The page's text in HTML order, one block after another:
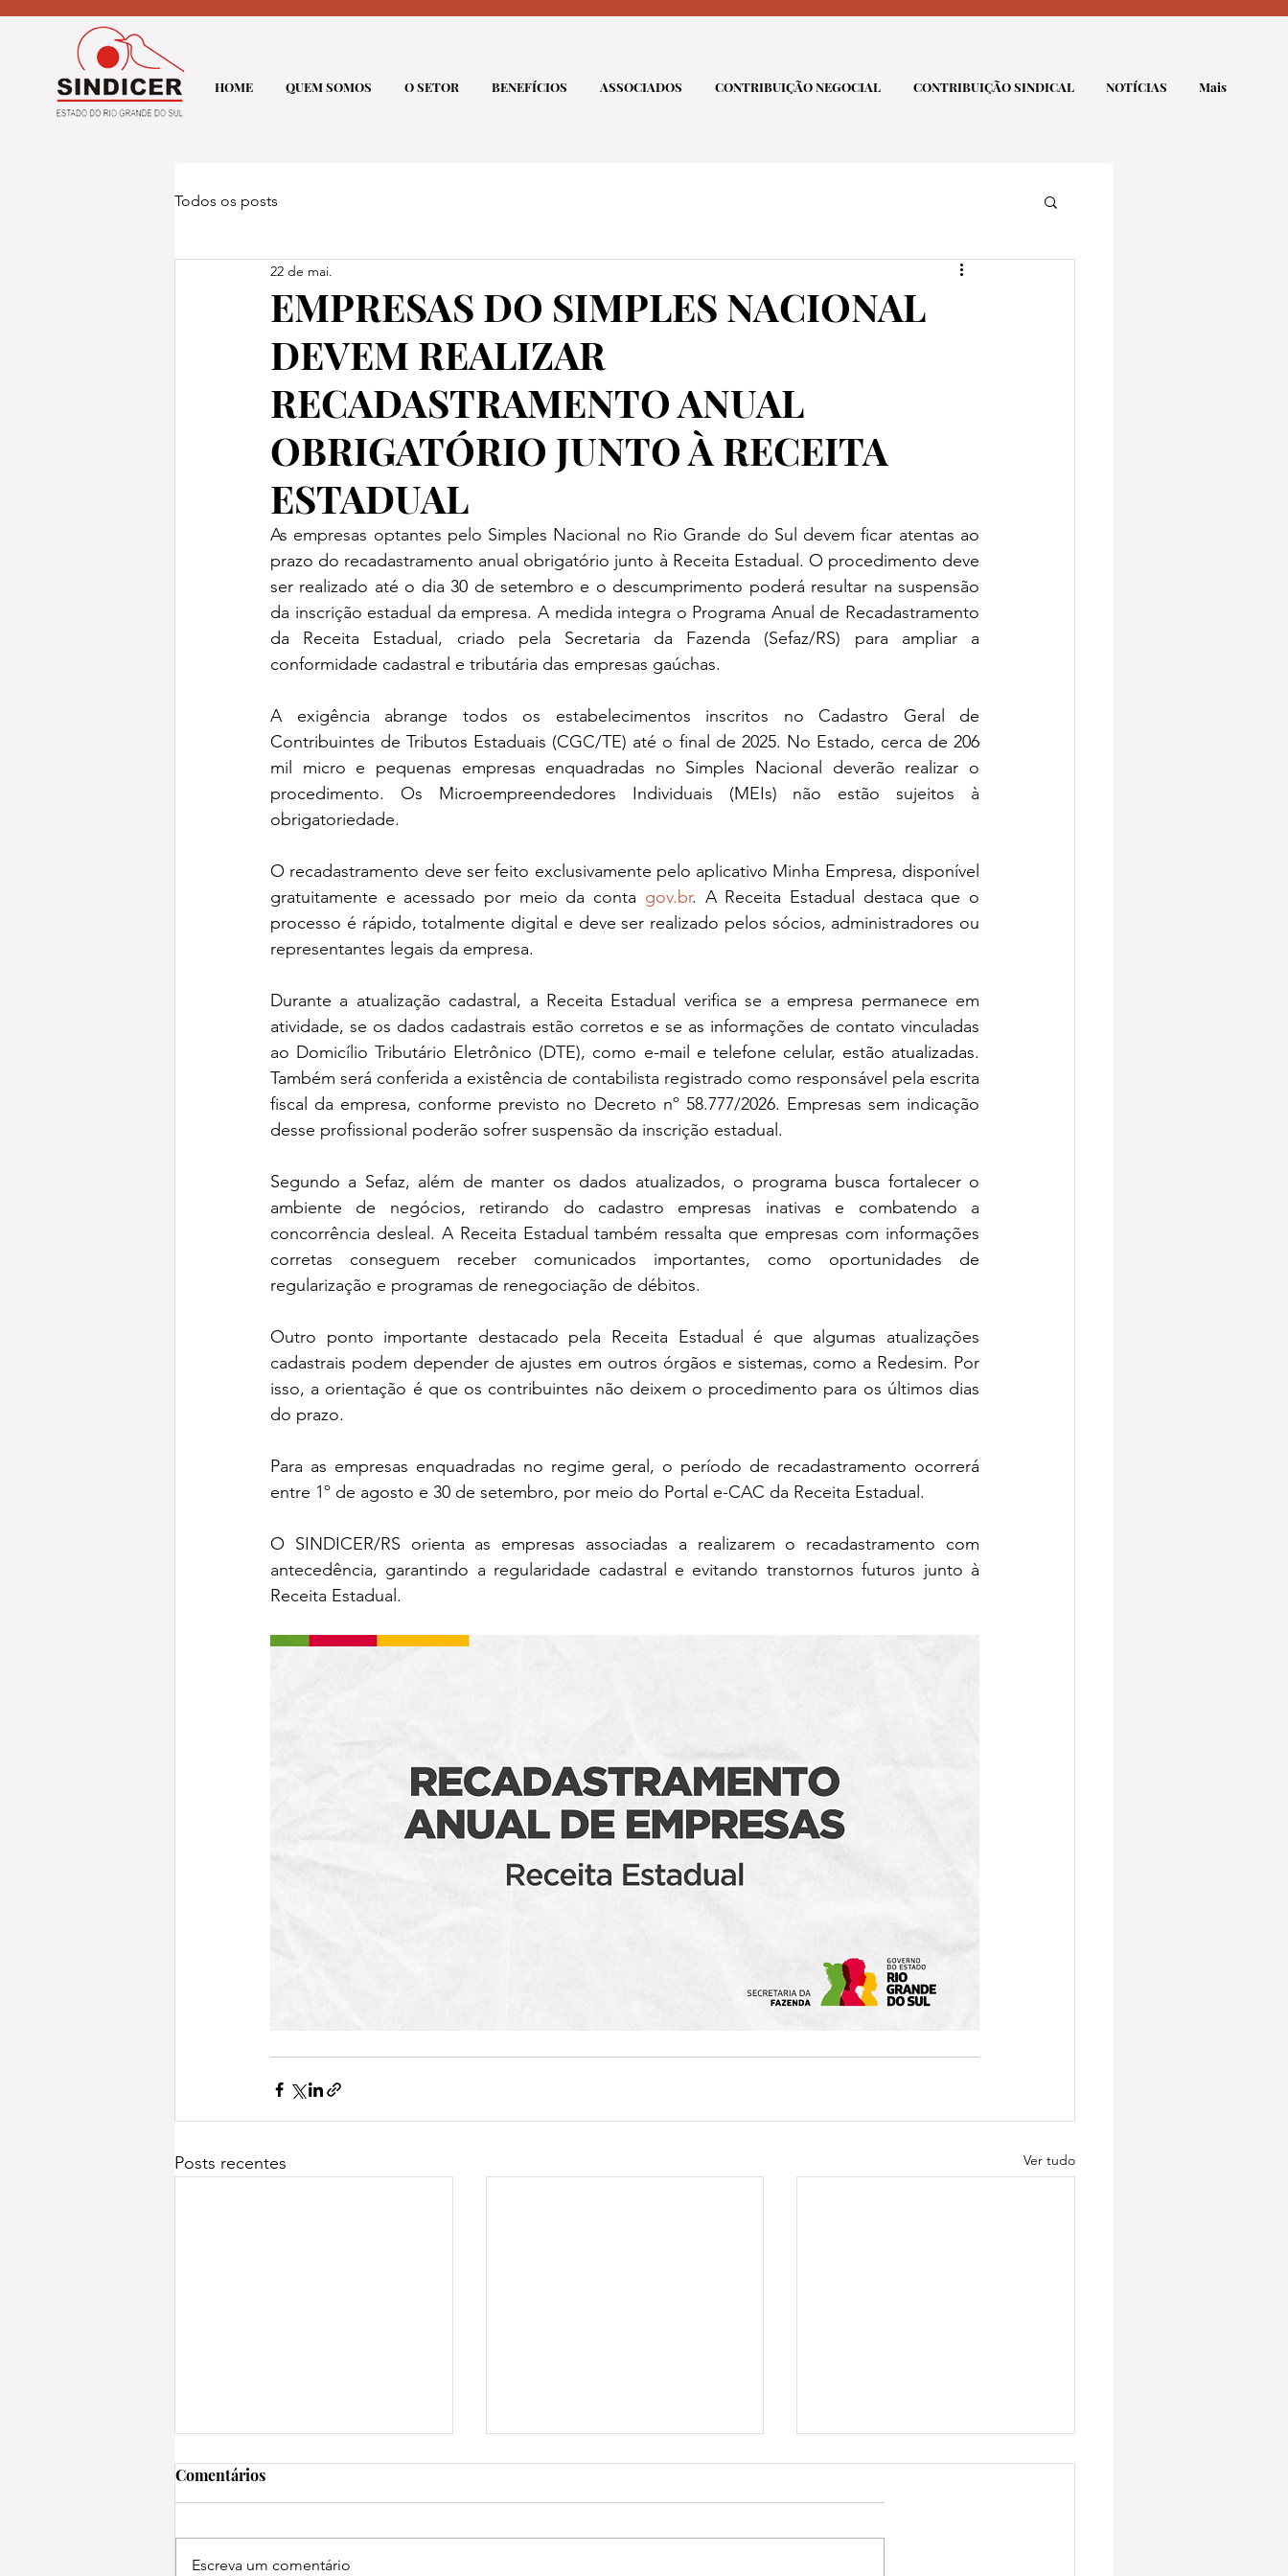
HOME QUEM SOMOS O SETOR BENEFÍCIOS ASSOCIADOS CONTRIBUIÇÃO NEGOCIAL CONTRIBUIÇÃO SINDICAL NOTÍCIAS Mais
Todos os posts
EMPRESAS DO SIMPLES NACIONAL
DEVEM REALIZAR
RECADASTRAMENTO ANUAL
OBRIGATÓRIO JUNTO À RECEITA
ESTADUAL
22 de mai.
As empresas optantes pelo Simples Nacional no Rio Grande do Sul devem ficar atentas ao
prazo do recadastramento anual obrigatório junto à Receita Estadual. O procedimento deve
ser realizado até o dia 30 de setembro e o descumprimento poderá resultar na suspensão
da inscrição estadual da empresa. A medida integra o Programa Anual de Recadastramento
da Receita Estadual, criado pela Secretaria da Fazenda (Sefaz/RS) para ampliar a
conformidade cadastral e tributária das empresas gaúchas.
A exigência abrange todos os estabelecimentos inscritos no Cadastro Geral de
Contribuintes de Tributos Estaduais (CGC/TE) até o final de 2025. No Estado, cerca de 206
mil micro e pequenas empresas enquadradas no Simples Nacional deverão realizar o
procedimento. Os Microempreendedores Individuais (MEIs) não estão sujeitos à
obrigatoriedade.
O recadastramento deve ser feito exclusivamente pelo aplicativo Minha Empresa, disponível
gratuitamente e acessado por meio da conta gov.br. A Receita Estadual destaca que o
processo é rápido, totalmente digital e deve ser realizado pelos sócios, administradores ou
representantes legais da empresa.
Durante a atualização cadastral, a Receita Estadual verifica se a empresa permanece em
atividade, se os dados cadastrais estão corretos e se as informações de contato vinculadas
ao Domicílio Tributário Eletrônico (DTE), como e-mail e telefone celular, estão atualizadas.
Também será conferida a existência de contabilista registrado como responsável pela escrita
fiscal da empresa, conforme previsto no Decreto nº 58.777/2026. Empresas sem indicação
desse profissional poderão sofrer suspensão da inscrição estadual.
Segundo a Sefaz, além de manter os dados atualizados, o programa busca fortalecer o
ambiente de negócios, retirando do cadastro empresas inativas e combatendo a
concorrência desleal. A Receita Estadual também ressalta que empresas com informações
corretas conseguem receber comunicados importantes, como oportunidades de
regularização e programas de renegociação de débitos.
Outro ponto importante destacado pela Receita Estadual é que algumas atualizações
cadastrais podem depender de ajustes em outros órgãos e sistemas, como a Redesim. Por
isso, a orientação é que os contribuintes não deixem o procedimento para os últimos dias
do prazo.
Para as empresas enquadradas no regime geral, o período de recadastramento ocorrerá
entre 1º de agosto e 30 de setembro, por meio do Portal e-CAC da Receita Estadual.
O SINDICER/RS orienta as empresas associadas a realizarem o recadastramento com
antecedência, garantindo a regularidade cadastral e evitando transtornos futuros junto à
Receita Estadual.
Posts recentes Ver tudo
Comentários
Escreva um comentário